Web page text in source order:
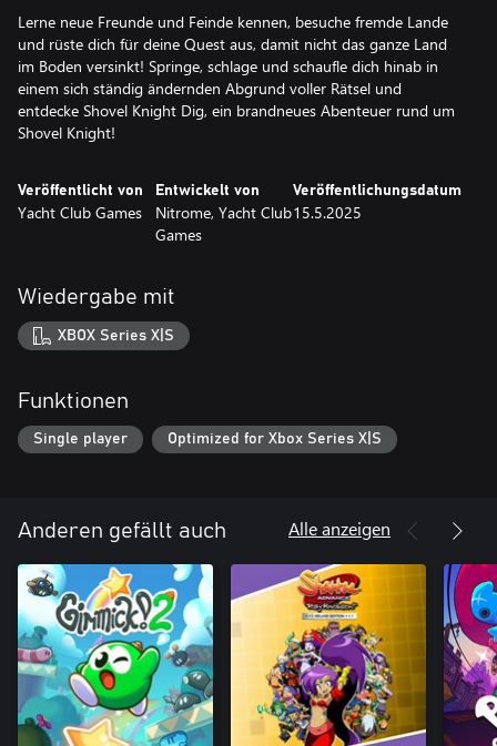
Lerne neue Freunde und Feinde kennen, besuche fremde Lande
und rüste dich für deine Quest aus, damit nicht das ganze Land
im Boden versinkt! Springe, schlage und schaufle dich hinab in
einem sich ständig ändernden Abgrund voller Rätsel und
entdecke Shovel Knight Dig, ein brandneues Abenteuer rund um
Shovel Knight!
Veröffentlicht von
Yacht Club Games
Entwickelt von
Nitrome, Yacht Club
Games
Veröffentlichungsdatum
15.5.2025
Wiedergabe mit
XBOX Series X|S
Funktionen
Single player Optimized for Xbox Series X|S
Anderen gefällt auch Alle anzeigen